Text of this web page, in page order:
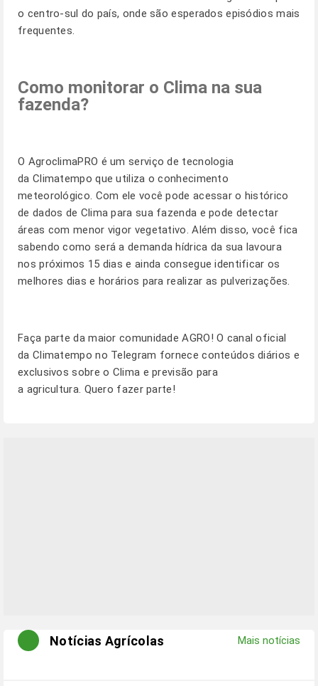
o centro-sul do país, onde são esperados episódios mais
frequentes.
Como monitorar o Clima na sua
fazenda?
O AgroclimaPRO é um serviço de tecnologia
da Climatempo que utiliza o conhecimento
meteorológico. Com ele você pode acessar o histórico
de dados de Clima para sua fazenda e pode detectar
áreas com menor vigor vegetativo. Além disso, você fica
sabendo como será a demanda hídrica da sua lavoura
nos próximos 15 dias e ainda consegue identificar os
melhores dias e horários para realizar as pulverizações.
Faça parte da maior comunidade AGRO! O canal oficial
da Climatempo no Telegram fornece conteúdos diários e
exclusivos sobre o Clima e previsão para
a agricultura. Quero fazer parte!
Notícias Agrícolas Mais notícias